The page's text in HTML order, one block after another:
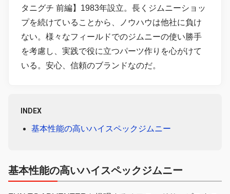
タニグチ 前編】1983年設立。長くジムニーショッ
プを続けていることから、ノウハウは他社に負け
ない。様々なフィールドでのジムニーの使い勝手
を考慮し、実践で役に立つパーツ作りを心がけて
いる。安心、信頼のブランドなのだ。
INDEX
基本性能の高いハイスペックジムニー
基本性能の高いハイスペックジムニー